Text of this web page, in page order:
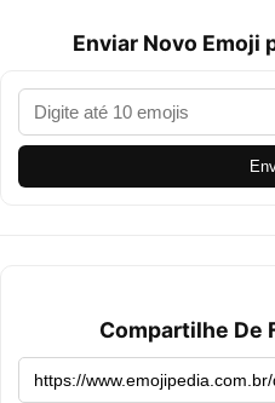
Enviar Novo Emoji
Compartilhe De